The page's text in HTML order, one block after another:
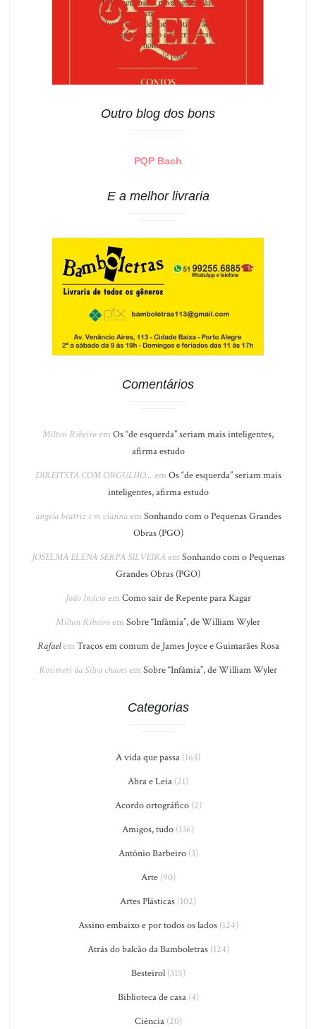
Outro blog dos bons
PQP Bach
E a melhor livraria
Comentários
Milton Ribeiroem Os “de esquerda” seriam mais inteligentes,
afirma estudo
DIREITSTA COM ORGULHO... em Os “de esquerda” seriam mais
inteligentes, afirma estudo
angela beatriz s m viannaem Sonhando com o Pequenas Grandes
Obras (PGO)
JOSELMA ELENA SERPA SILVEIRAem Sonhando com o Pequenas
Grandes Obras (PGO)
João Inácioem Como sair de Repente para Kagar
Milton Ribeiroem Sobre “Infâmia”, de William Wyler
Rafaelem Traços em comum de James Joyce e Guimarães Rosa
Rosimeri da Silva chavesem Sobre “Infâmia”, de William Wyler
Categorias
A vida que passa (163)
Abra e Leia (21)
Acordo ortográfico(2)
Amigos, tudo (136)
António Barbeiro(3)
Arte(90)
Artes Plásticas (102)
Assino embaixo e por todos os lados(124)
Atrás do balcão da Bamboletras(124)
Besteirol(315)
Biblioteca de casa(4)
Ciência(20)